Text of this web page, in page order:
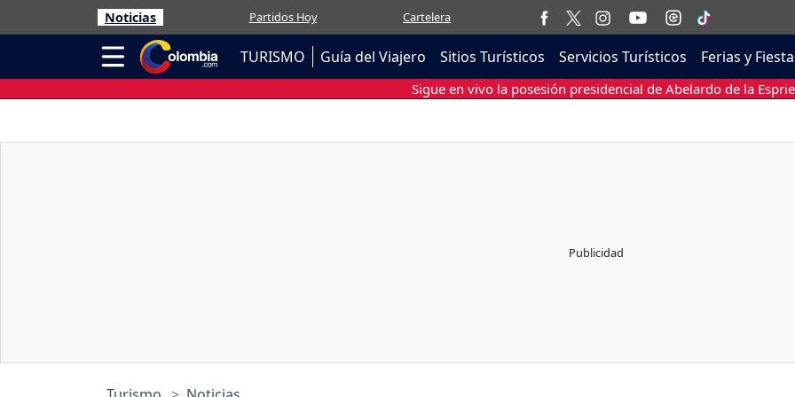
Noticias Partidos Hoy Cartelera
TURISMO Guía del Viajero Sitios Turísticos Servicios Turísticos Ferias y
Sigue en vivo la posesión presidencial de Abelardo de la